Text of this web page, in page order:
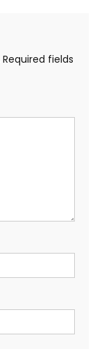
Required fields